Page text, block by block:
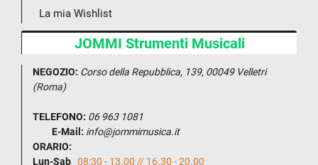
La mia Wishlist
JOMMI Strumenti Musicali
NEGOZIO: Corso della Repubblica, 139, 00049 Velletri
(Roma)
TELEFONO: 06 963 1081
E-Mail: info@jommimusica.it
ORARIO:
Lun-Sab 08:30 - 13.00 // 16.30 - 20.00